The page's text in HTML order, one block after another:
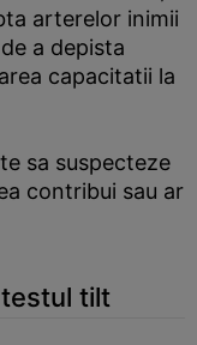
arterelor inimii
a depista
capacitatii la
sa suspecteze
contribui sau ar
tilt